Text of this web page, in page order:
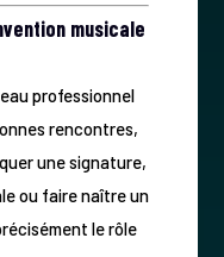
musicale
professionnel
rencontres,
une signature,
ou faire naître un
le rôle